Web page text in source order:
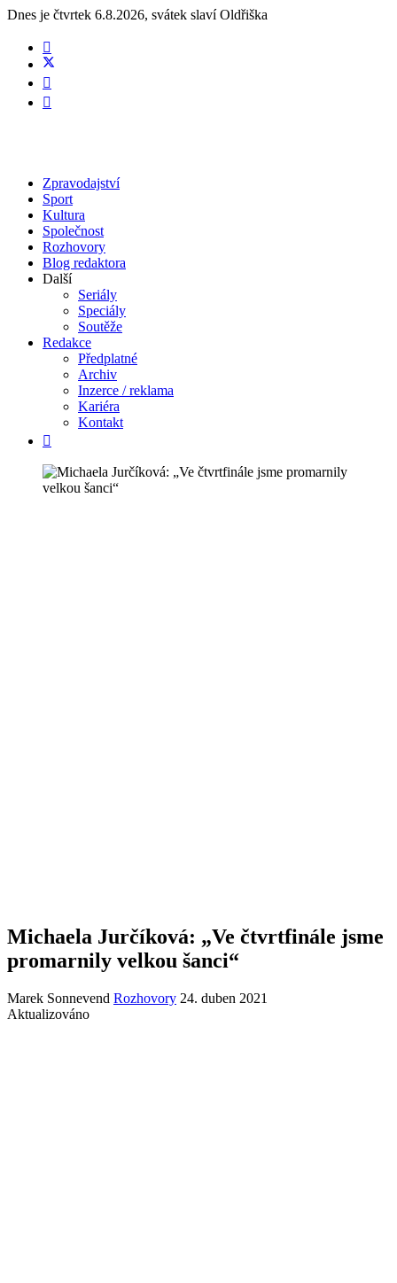
Dnes je čtvrtek 6.8.2026, svátek slavíOldřiška
Zpravodajství
Sport
Kultura
Společnost
Rozhovory
Blog redaktora
Další
Seriály
Speciály
Soutěže
Redakce
Předplatné
Archiv
Inzerce / reklama
Kariéra
Kontakt
Michaela Jurčíková: „Ve čtvrtfinále jsme
promarnily velkou šanci“
Marek Sonnevend Rozhovory 24. duben 2021
Aktualizováno